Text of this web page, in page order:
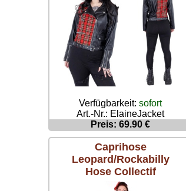
Verfügbarkeit:sofort
Art.-Nr.: ElaineJacket
Preis: 69.90 €
Caprihose
Leopard/Rockabilly
Hose Collectif